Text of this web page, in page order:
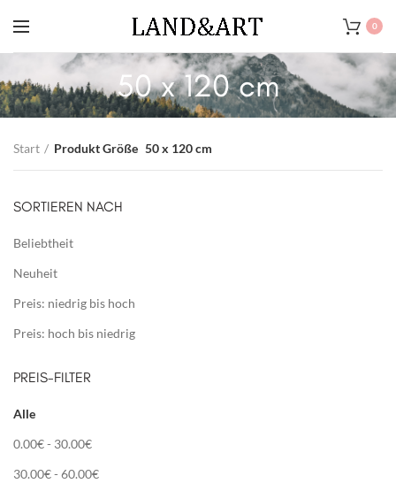
0
50 x 120 cm
Start Produkt Größe 50 x 120 cm
SORTIEREN NACH
Beliebtheit
Neuheit
Preis: niedrig bis hoch
Preis: hoch bis niedrig
PREIS-FILTER
Alle
0.00€- 30.00€
30.00€- 60.00€